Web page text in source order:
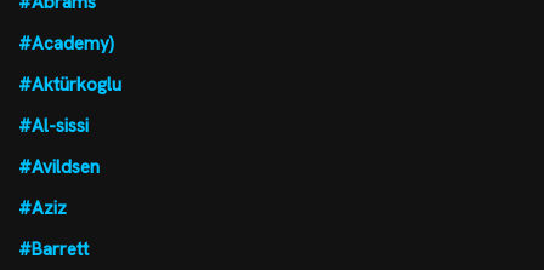
#Academy)
#Aktürkoglu
#Al-sissi
#Avildsen
#Aziz
#Barrett